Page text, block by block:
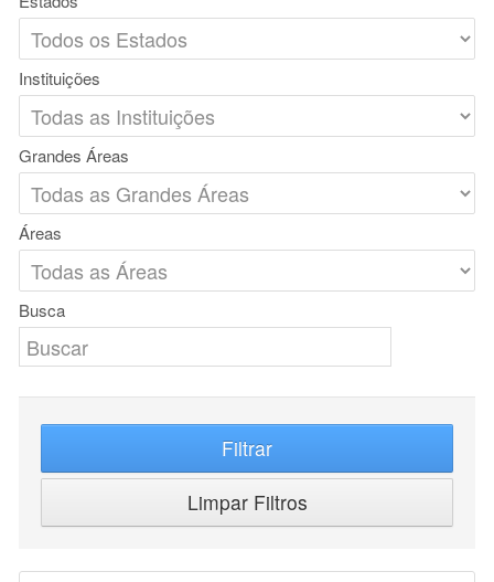
Instituições
Grandes Áreas
Áreas
Busca
Filtrar
Limpar Filtros